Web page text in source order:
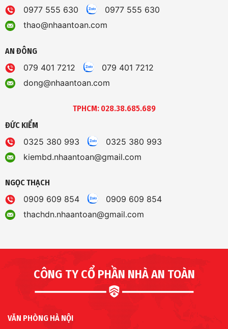
0977 555 630
0977 555 630
thao@nhaantoan.com
AN ĐÔNG
079 401 7212
079 401 7212
dong@nhaantoan.com
TPHCM: 028.38.685.689
ĐỨC KIỂM
0325 380 993
0325 380 993
kiembd.nhaantoan@gmail.com
NGỌC THẠCH
0909 609 854
0909 609 854
thachdn.nhaantoan@gmail.com
CÔNG TY CỔ PHẦN NHÀ AN TOÀN
VĂN PHÒNG HÀ NỘI